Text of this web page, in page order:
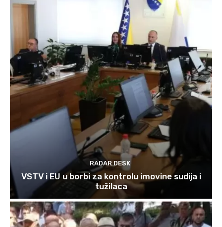
RADAR DESK
VSTV i EU u borbi za kontrolu imovine sudija i
tužilaca